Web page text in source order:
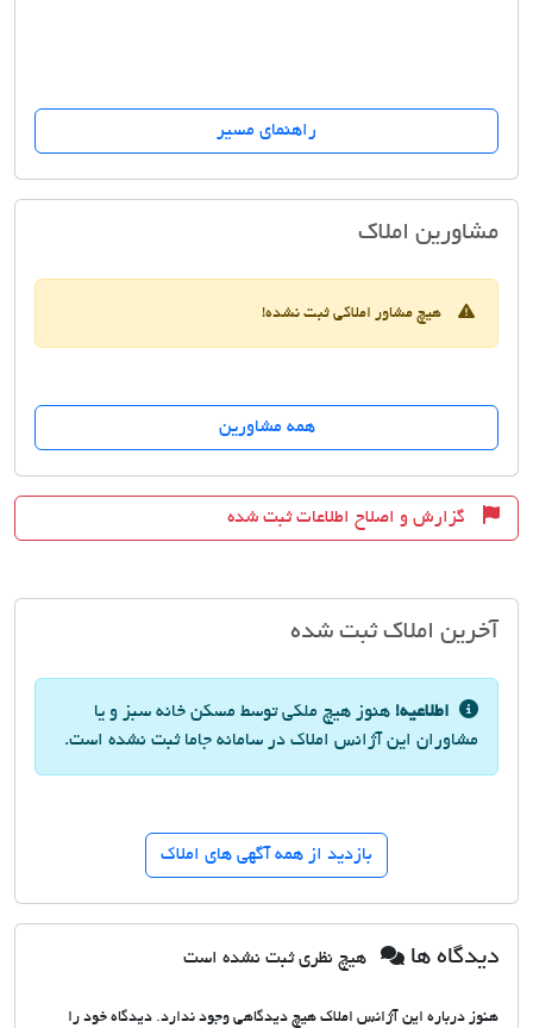
راهنمای مسیر
مشاورین املاکمسکن خانه سبز
هیچ مشاور املاکی ثبت نشده!
همه مشاورین
گزارش و اصلاح اطلاعات ثبت شده
آخرین املاک ثبت شده
اطلاعیه! هنوز هیچ ملکی توسط مسکن خانه سبز و یا
مشاوران این آژانس املاک در سامانه جاما ثبت نشده است.
بازدید از همه آگهی های املاک
دیدگاه ها هیچ نظری ثبت نشده است
هنوز درباره این آژانس املاک هیچ دیدگاهی وجود ندارد. دیدگاه خود را